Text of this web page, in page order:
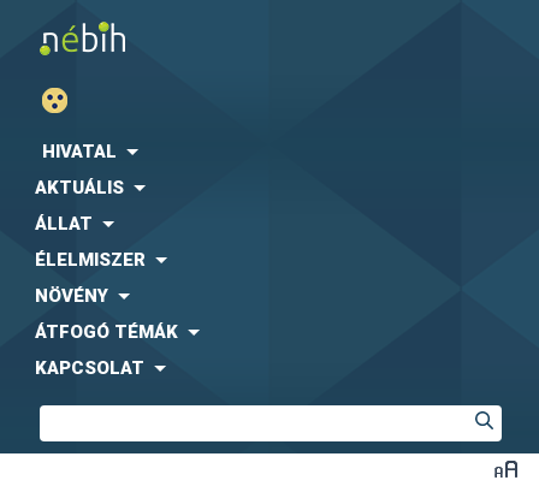
HIVATAL
AKTUÁLIS
ÁLLAT
ÉLELMISZER
NÖVÉNY
ÁTFOGÓ TÉMÁK
KAPCSOLAT